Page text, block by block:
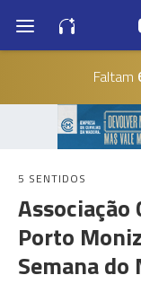
Faltam
5 SENTIDOS
Associação
Porto
Semana do